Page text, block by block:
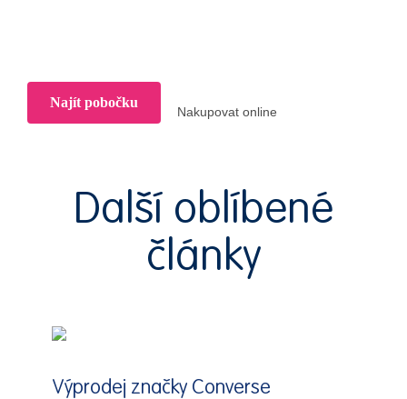
Najít pobočku
Nakupovat online
Další oblíbené
články
Výprodej značky Converse